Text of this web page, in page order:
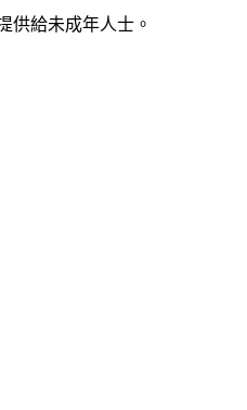
供給未成年人士。